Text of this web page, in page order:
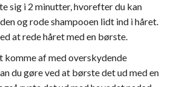
sig i 2 minutter, hvorefter du kan
og rode shampooen lidt ind i håret.
at rede håret med en børste.
komme af med overskydende
du gøre ved at børste det ud med en